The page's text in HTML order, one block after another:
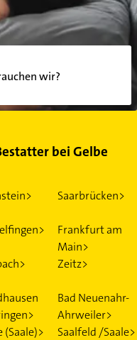
wir?
bei Gelbe
Saarbrücken>
Frankfurt am
Main>
Zeitz>
Bad Neuenahr-
Ahrweiler>
(Saale)> Saalfeld /Saale>